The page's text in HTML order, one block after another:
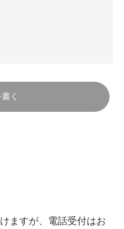
く
ますが、電話受付はお